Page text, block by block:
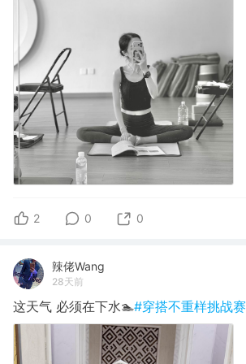
2 0 0
辣佬Wang
28天前
这天气 必须在下水🏊#穿搭不重样挑战赛